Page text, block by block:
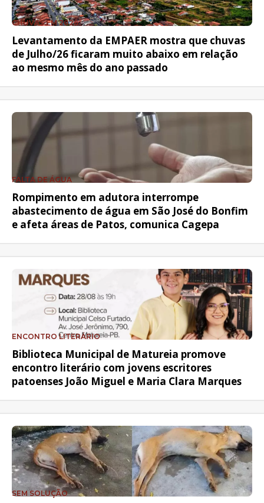
CHUVAS EM 2026
Levantamento da EMPAER mostra que chuvas
de Julho/26 ficaram muito abaixo em relação
ao mesmo mês do ano passado
FALTA DE ÁGUA
Rompimento em adutora interrompe
abastecimento de água em São José do Bonfim
e afeta áreas de Patos, comunica Cagepa
ENCONTRO LITERÁRIO
Biblioteca Municipal de Matureia promove
encontro literário com jovens escritores
patoenses João Miguel e Maria Clara Marques
SEM SOLUÇÃO